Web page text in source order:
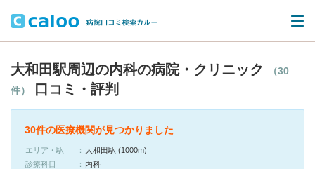
大和田駅周辺の内科の病院・クリニック
（30
件）
口コミ・評判
30件の医療機関が見つかりました
エリア・駅
大和田駅 (1000m)
診療科目
内科